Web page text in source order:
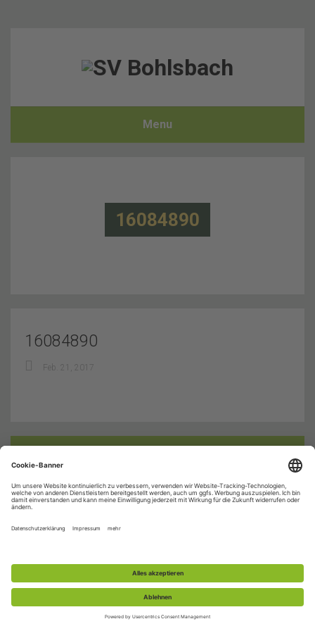
Menu
16084890
16084890
Feb. 21, 2017
© 2015-2026 Schützenverein Bohlsbach e.V. |
Impressum